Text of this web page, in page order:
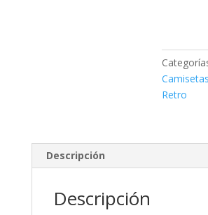
Camisetas
Retro
Descripción
Descripción